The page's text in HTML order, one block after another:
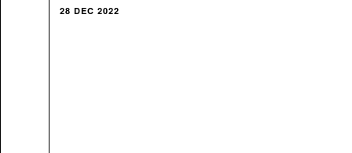
28 DEC 2022